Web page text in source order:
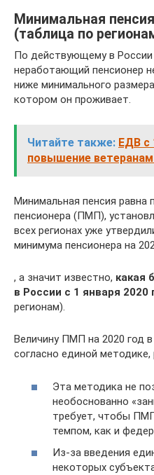
Минимальная
(таблица по
По действующему в России
неработающий пенсионер
ниже минимального
котором он проживает.
Читайте также: ЕДВ с
повышение
Минимальная пенсия
пенсионера (ПМП),
всех регионах уже
минимума пенсионера на
, а значит известно, какая
в России с 1 января 2020
регионам).
Величину ПМП на 2020 год
согласно единой
Эта методика не
необоснованно
требует, чтобы
темпом, как и
Из-за введения
некоторых